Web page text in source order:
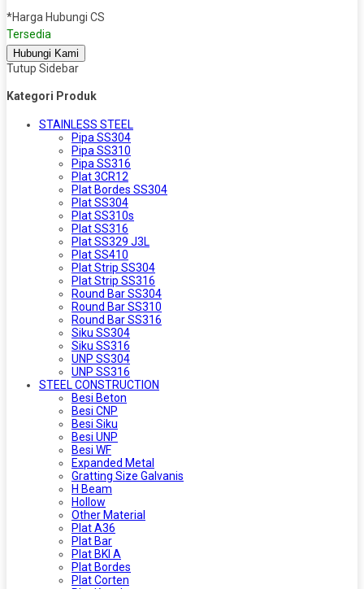
*Harga Hubungi CS
Tersedia
Hubungi Kami
Tutup Sidebar
Kategori Produk
STAINLESS STEEL
Pipa SS304
Pipa SS310
Pipa SS316
Plat 3CR12
Plat Bordes SS304
Plat SS304
Plat SS310s
Plat SS316
Plat SS329 J3L
Plat SS410
Plat Strip SS304
Plat Strip SS316
Round Bar SS304
Round Bar SS310
Round Bar SS316
Siku SS304
Siku SS316
UNP SS304
UNP SS316
STEEL CONSTRUCTION
Besi Beton
Besi CNP
Besi Siku
Besi UNP
Besi WF
Expanded Metal
Gratting Size Galvanis
H Beam
Hollow
Other Material
Plat A36
Plat Bar
Plat BKI A
Plat Bordes
Plat Corten